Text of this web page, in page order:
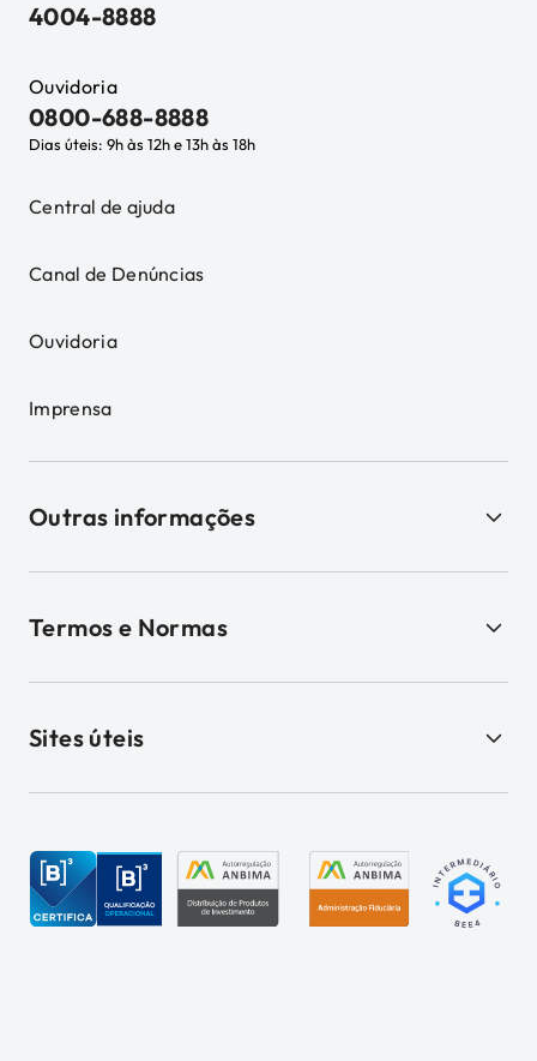
4004-8888
Ouvidoria
0800-688-8888
Dias úteis: 9h às 12h e 13h às 18h
Central de ajuda
Canal de Denúncias
Ouvidoria
Imprensa
Outras informações
Termos e Normas
Sites úteis